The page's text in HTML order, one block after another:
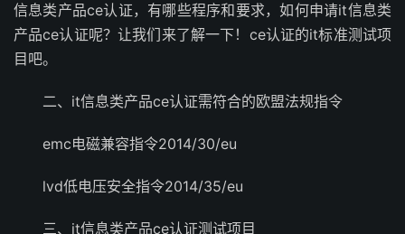
信息类产品ce认证，有哪些程序和要求，如何申请it信息类
产品ce认证呢？让我们来了解一下！ce认证的it标准测试项
目吧。
二、it信息类产品ce认证需符合的欧盟法规指令
emc电磁兼容指令2014/30/eu
lvd低电压安全指令2014/35/eu
三、it信息类产品ce认证测试项目